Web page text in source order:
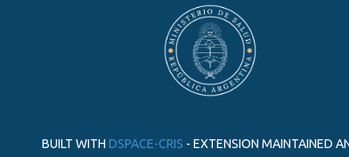
BUILT WITH DSPACE-CRIS - EXTENSION MAINTAINED